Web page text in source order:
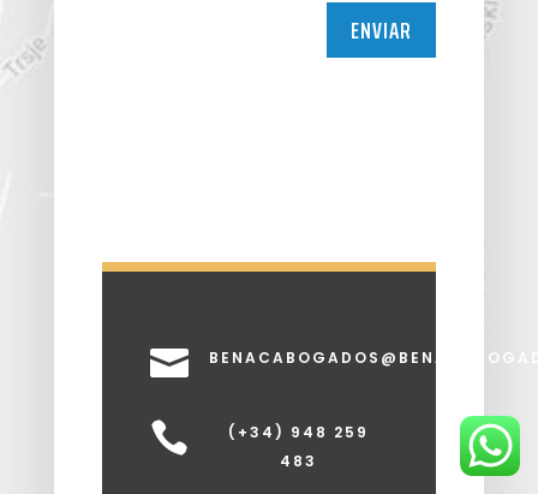
ENVIAR


(+34) 948 259
483